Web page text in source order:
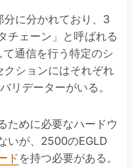
に分かれており、3
チェーン」と呼ばれる
通信を行う特定のシ
ションにはそれぞれ
リデーターがいる。
ために必要なハードウ
いが、2500のEGLD
ドを持つ必要がある。